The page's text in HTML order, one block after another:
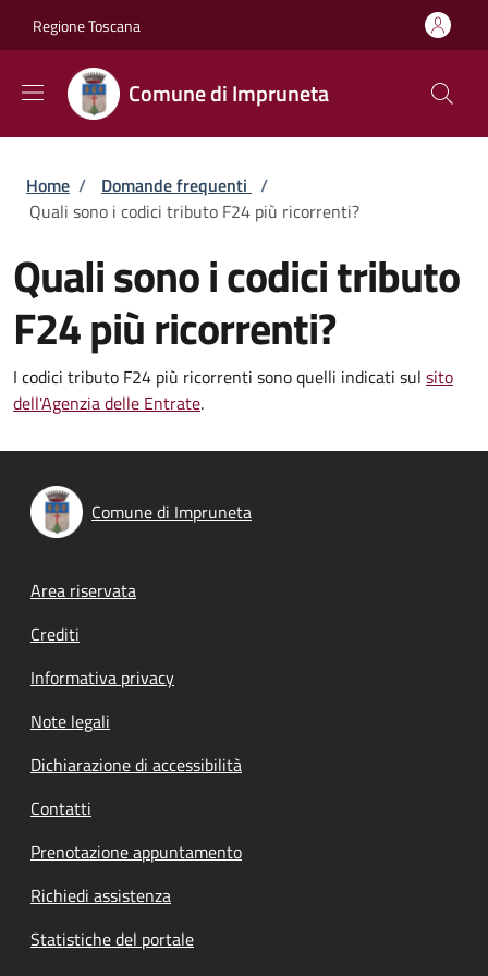
Regione Toscana
Comune di Impruneta
Briciole di pane
Home / Domande frequenti /
Quali sono i codici tributo F24 più ricorrenti?
Quali sono i codici tributo
F24 più ricorrenti?
I codici tributo F24 più ricorrenti sono quelli indicati sul sito
dell'Agenzia delle Entrate.
Comune di Impruneta
Footer menu
Area riservata
Crediti
Informativa privacy
Note legali
Dichiarazione di accessibilità
Contatti
Prenotazione appuntamento
Richiedi assistenza
Statistiche del portale